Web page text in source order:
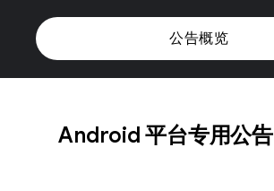
公告概览
Android 平台专用公告